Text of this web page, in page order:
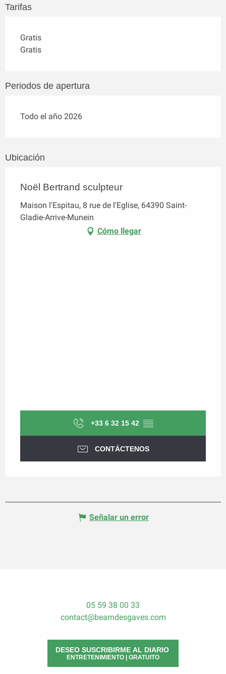
Tarifas
Gratis
Gratis
Periodos de apertura
Todo el año 2026
Ubicación
Noël Bertrand sculpteur
Maison l'Espitau, 8 rue de l'Eglise, 64390 Saint-
Gladie-Arrive-Munein
Cómo llegar
+33 6 32 15 42 ▒▒
CONTÁCTENOS
Señalar un error
05 59 38 00 33
contact@bearndesgaves.com
DESEO SUSCRIBIRME AL DIARIO
ENTRETENIMIENTO | GRATUITO